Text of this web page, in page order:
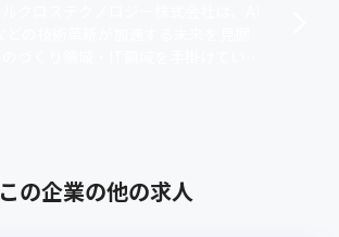
この企業の他の求人